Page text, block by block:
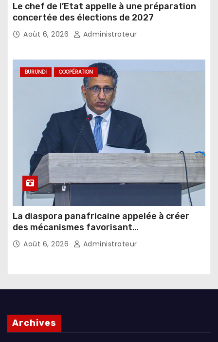
Le chef de l’Etat appelle à une préparation
concertée des élections de 2027
Août 6, 2026 Administrateur
BURUNDI COOPÉRATION
La diaspora panafricaine appelée à créer
des mécanismes favorisant
l’investissement dans les pays d’origine
Août 6, 2026 Administrateur
Archives